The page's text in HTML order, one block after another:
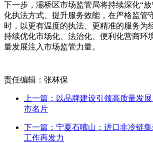
下一步，灞桥区市场监管局将持续深化“
化执法方式、提升服务效能，在严格监管
时，以更有温度的执法、更精准的服务为
持续优化市场化、法治化、便利化营商环
量发展注入市场监管力量。
责任编辑：张林保
上一篇：以品牌建设引领高质量发
市名片
下一篇：宁夏石嘴山：进口非冷链
工作再发力